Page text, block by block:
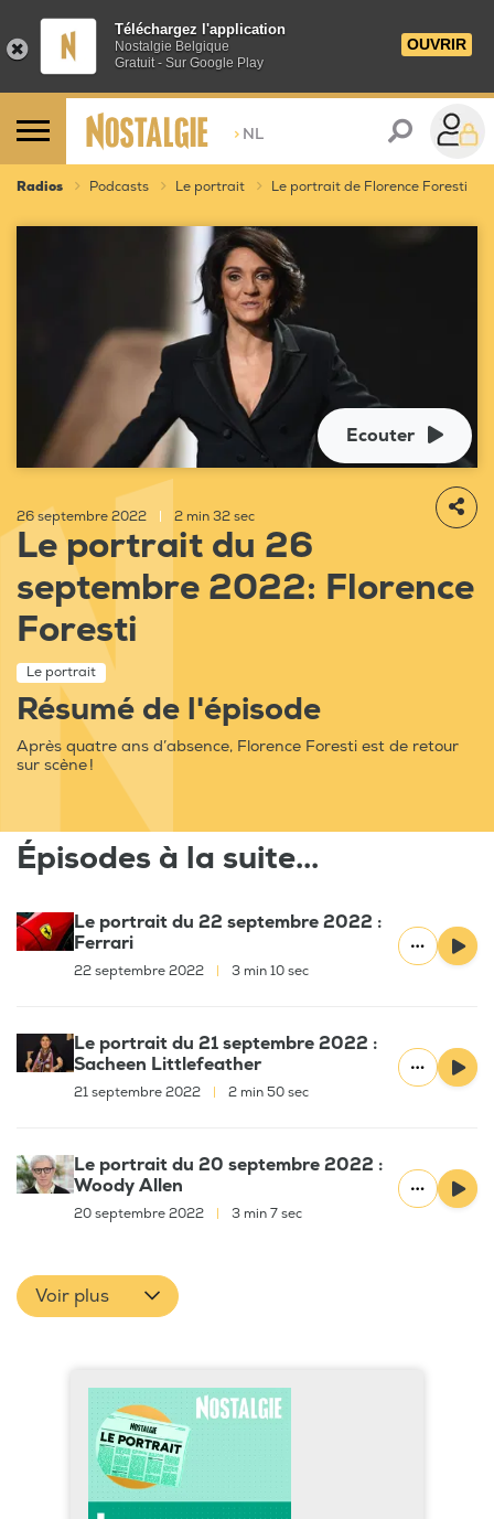
Téléchargez l'application
Nostalgie Belgique
Gratuit - Sur Google Play
OUVRIR
> NL
Radios Podcasts Le portrait Le portrait de Florence Foresti
Ecouter
26 septembre 2022 2 min 32 sec
Le portrait du 26
septembre 2022: Florence
Foresti
Le portrait
Résumé de l'épisode
Après quatre ans d’absence, Florence Foresti est de retour
sur scène !
Épisodes à la suite...
Le portrait du 22 septembre 2022 :
Ferrari
22 septembre 2022 3 min 10 sec
Le portrait du 21 septembre 2022 :
Sacheen Littlefeather
21 septembre 2022 2 min 50 sec
Le portrait du 20 septembre 2022 :
Woody Allen
20 septembre 2022 3 min 7 sec
Voir plus